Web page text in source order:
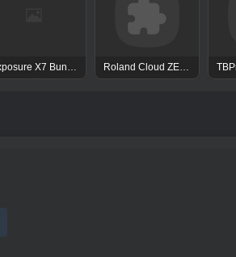
Exposure X7 Bundle Roland Cloud ZENOLOGY Pro Collection